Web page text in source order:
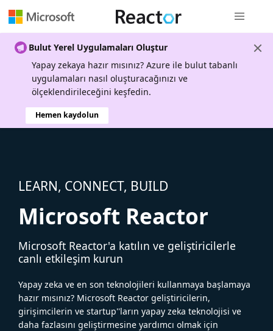
Bulut Yerel Uygulamaları Oluştur
Yapay zekaya hazır mısınız? Azure ile bulut tabanlı
uygulamaları nasıl oluşturacağınızı ve
ölçeklendirileceğini keşfedin.
Hemen kaydolun
LEARN, CONNECT, BUILD
Microsoft Reactor
Microsoft Reactor'a katılın ve geliştiricilerle
canlı etkileşim kurun
Yapay zeka ve en son teknolojileri kullanmaya başlamaya
hazır mısınız? Microsoft Reactor geliştiricilerin,
girişimcilerin ve startup''ların yapay zeka teknolojisi ve
daha fazlasını geliştirmesine yardımcı olmak için